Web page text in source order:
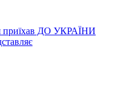
приїхав ДО УКРАЇНИ